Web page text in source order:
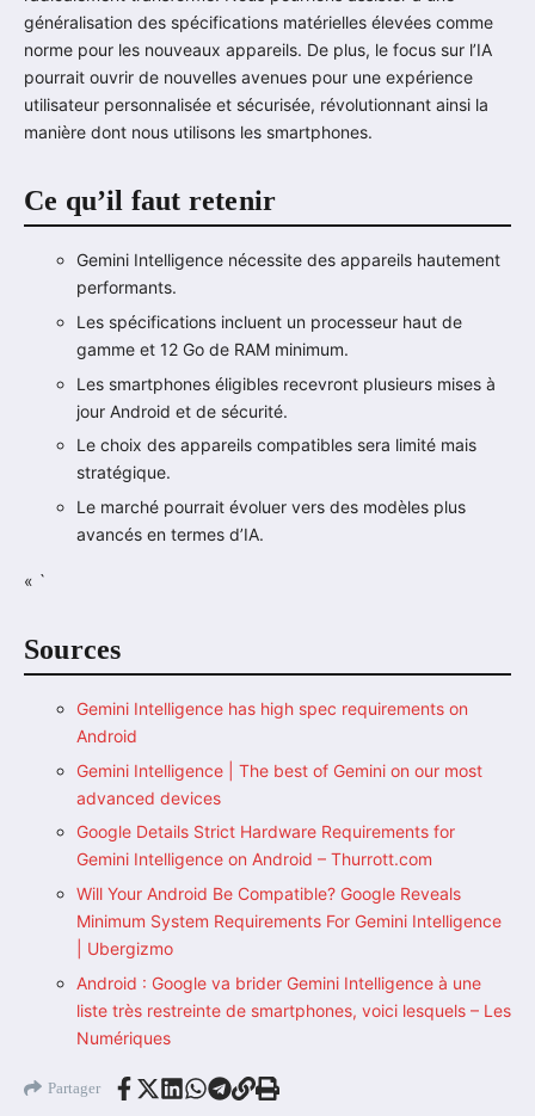
généralisation des spécifications matérielles élevées comme
norme pour les nouveaux appareils. De plus, le focus sur l’IA
pourrait ouvrir de nouvelles avenues pour une expérience
utilisateur personnalisée et sécurisée, révolutionnant ainsi la
manière dont nous utilisons les smartphones.
Ce qu’il faut retenir
Gemini Intelligence nécessite des appareils hautement
performants.
Les spécifications incluent un processeur haut de
gamme et 12 Go de RAM minimum.
Les smartphones éligibles recevront plusieurs mises à
jour Android et de sécurité.
Le choix des appareils compatibles sera limité mais
stratégique.
Le marché pourrait évoluer vers des modèles plus
avancés en termes d’IA.
« `
Sources
Gemini Intelligence has high spec requirements on
Android
Gemini Intelligence | The best of Gemini on our most
advanced devices
Google Details Strict Hardware Requirements for
Gemini Intelligence on Android – Thurrott.com
Will Your Android Be Compatible? Google Reveals
Minimum System Requirements For Gemini Intelligence
| Ubergizmo
Android : Google va brider Gemini Intelligence à une
liste très restreinte de smartphones, voici lesquels – Les
Numériques
Partager